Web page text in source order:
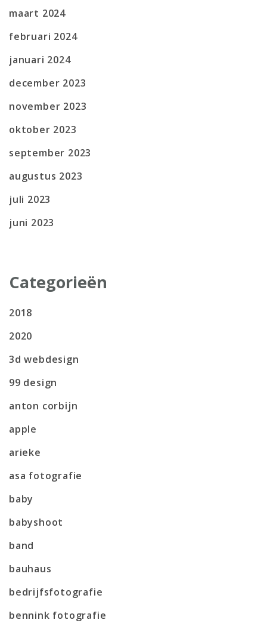
maart 2024
februari 2024
januari 2024
december 2023
november 2023
oktober 2023
september 2023
augustus 2023
juli 2023
juni 2023
Categorieën
2018
2020
3d webdesign
99 design
anton corbijn
apple
arieke
asa fotografie
baby
babyshoot
band
bauhaus
bedrijfsfotografie
bennink fotografie